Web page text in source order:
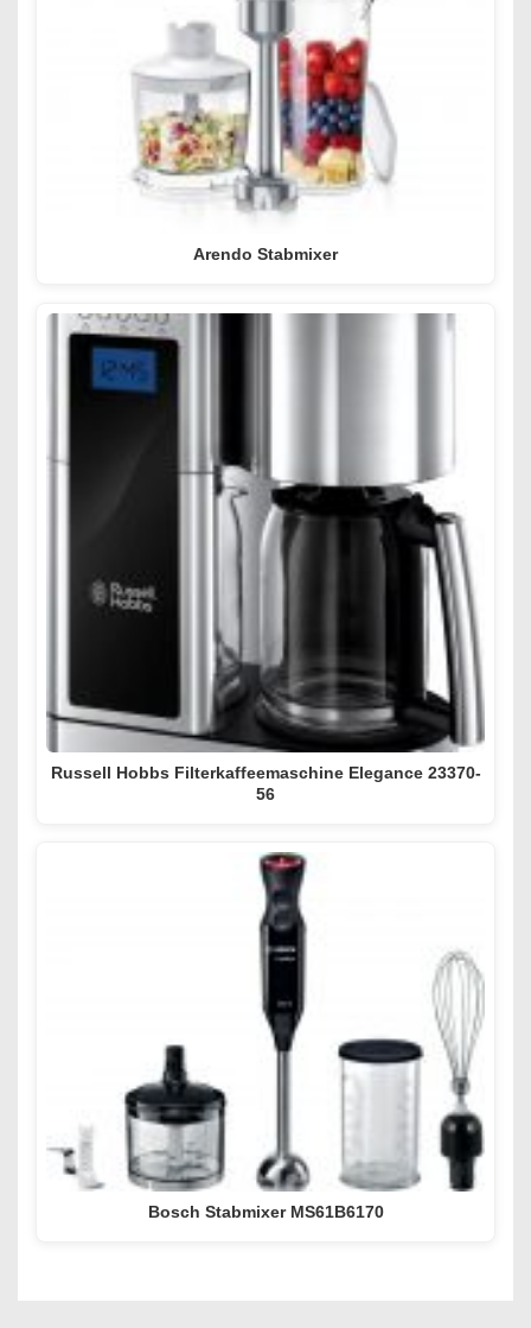
Arendo Stabmixer
Russell Hobbs Filterkaffeemaschine Elegance 23370-
56
Bosch Stabmixer MS61B6170